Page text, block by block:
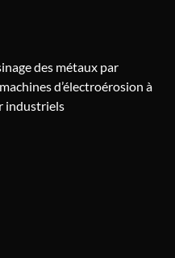
des métaux par
d’électroérosion à
industriels